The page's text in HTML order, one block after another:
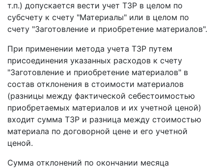
т.п.) допускается вести учет ТЗР в целом по
субсчету к счету "Материалы" или в целом по
счету "Заготовление и приобретение материалов".
При применении метода учета ТЗР путем
присоединения указанных расходов к счету
"Заготовление и приобретение материалов" в
состав отклонения в стоимости материалов
(разницы между фактической себестоимостью
приобретаемых материалов и их учетной ценой)
входит сумма ТЗР и разница между стоимостью
материала по договорной цене и его учетной
ценой.
Сумма отклонений по окончании месяца